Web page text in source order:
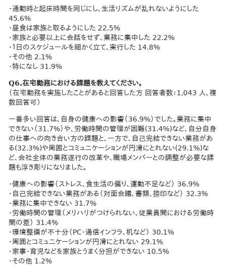
・通勤時と起床時間を同じにし、生活リズムが乱れないようにした
45.6%
・昼食は家族と取るようにした 22.5%
・家族と必要以上に会話をせず、業務に集中した 22.2%
・１日のスケジュールを細かく立て、実行した 14.8%
・その他 2.1%
・特になし 31.9%
Q6.在宅勤務における課題を教えてください。
（在宅勤務を実施したことがあると回答した方 回答者数：1,043 人、複
数回答可）
一番多い回答は、自身の健康への影響（36.9%）でした。業務に集中
できない（31.7%）や、労働時間の管理が困難(31.4%)など、自分自身
の仕事への向き合い方の課題と、一方で、自己完結できない業務があ
る(32.3%)や周囲とコミュニケーションが円滑にとれない(29.1%)な
ど、会社全体の業務遂行の改革や、職場メンバーとの調整が必要な課
題も浮き彫りになりました。
・健康への影響（ストレス、食生活の偏り、運動不足など） 36.9%
・自己完結できない業務がある（対面会議、書類、捺印など） 32.3%
・業務に集中できない 31.7%
・労働時間の管理（メリハリがつけられない、従業員間における労働時
間の差） 31.4%
・環境整備が不十分（PC・通信インフラ、机など） 30.1%
・周囲とコミュニケーションが円滑にとれない 29.1%
・家事・育児などを家族とうまく分担ができない 10.5%
・その他 1.2%